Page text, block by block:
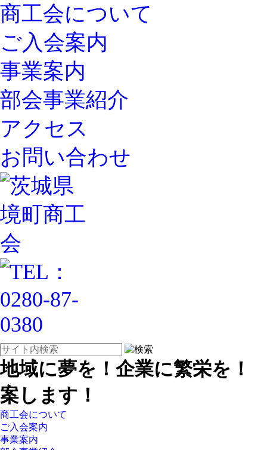
商工会について
ご入会案内
事業案内
部会事業紹介
アクセス
お問い合わせ
地域に夢を！企業に繁栄を
案します！
商工会について
ご入会案内
事業案内